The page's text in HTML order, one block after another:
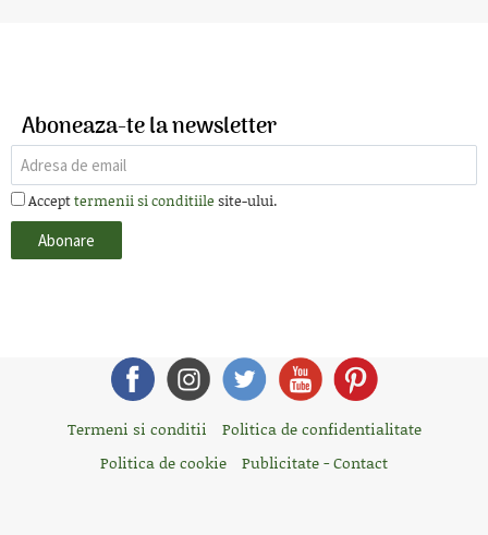
Aboneaza-te la newsletter
Accepttermenii si conditiile site-ului.
Termeni si conditii
Politica de confidentialitate
Politica de cookie
Publicitate - Contact